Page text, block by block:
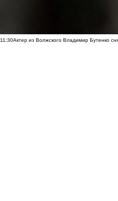
11:30Актер из Волжского Владимир Бутенко